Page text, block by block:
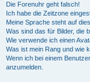
Die Forenuhr geht falsch!
Ich habe die Zeitzone
Meine Sprache steht auf
Was sind das für Bilder, die
Wie verwende ich einen
Was ist mein Rang und wie
Wenn ich bei einem
anzumelden.